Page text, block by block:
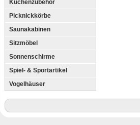
Küchenzubehör
Picknickkörbe
Saunakabinen
Sitzmöbel
Sonnenschirme
Spiel- & Sportartikel
Vogelhäuser